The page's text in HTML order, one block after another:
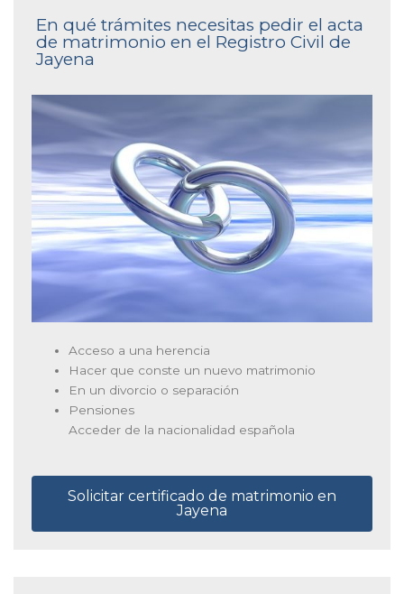
En qué trámites necesitas pedir el acta
de matrimonio en el Registro Civil de
Jayena
Acceso a una herencia
Hacer que conste un nuevo matrimonio
En un divorcio o separación
Pensiones
Acceder de la nacionalidad española
Solicitar certificado de matrimonio en
Jayena